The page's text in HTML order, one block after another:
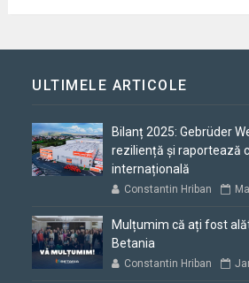
ULTIMELE ARTICOLE
Bilanț 2025: Gebrüder
reziliență și raportează
internațională
Constantin Hriban
Mulțumim că ați fost
Betania
Constantin Hriban